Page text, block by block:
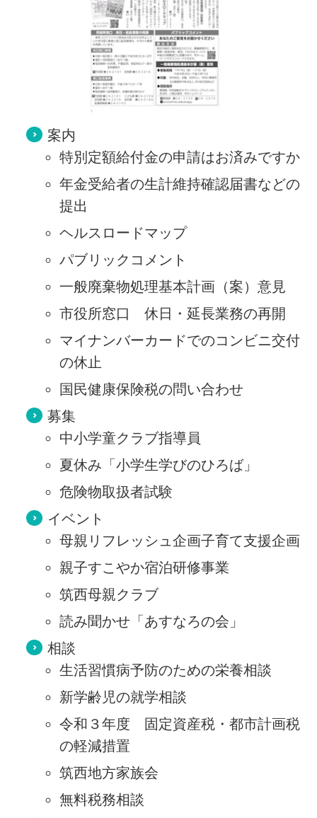
案内
特別定額給付金の申請はお済みですか
年金受給者の生計維持確認届書などの
提出
ヘルスロードマップ
パブリックコメント
一般廃棄物処理基本計画（案）意見
市役所窓口 休日・延長業務の再開
マイナンバーカードでのコンビニ交付
の休止
国民健康保険税の問い合わせ
募集
中小学童クラブ指導員
夏休み「小学生学びのひろば」
危険物取扱者試験
イベント
母親リフレッシュ企画子育て支援企画
親子すこやか宿泊研修事業
筑西母親クラブ
読み聞かせ「あすなろの会」
相談
生活習慣病予防のための栄養相談
新学齢児の就学相談
令和３年度 固定資産税・都市計画税
の軽減措置
筑西地方家族会
無料税務相談